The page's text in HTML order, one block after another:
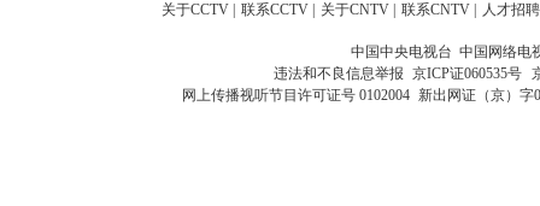
关于CCTV 联系CCTV 关于CNTV 联系CNTV 人才招聘
中国中央电视台 中国网络电
违法和不良信息举报 京ICP证060535号
网上传播视听节目许可证号 0102004 新出网证（京）